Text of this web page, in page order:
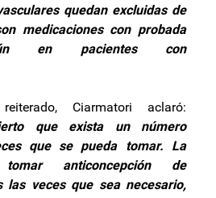
quedan excluidas de
medicaciones con probada
en pacientes con
Ciarmatori aclaró:
que exista un número
que se pueda tomar. La
anticoncepción de
las veces que sea necesario,